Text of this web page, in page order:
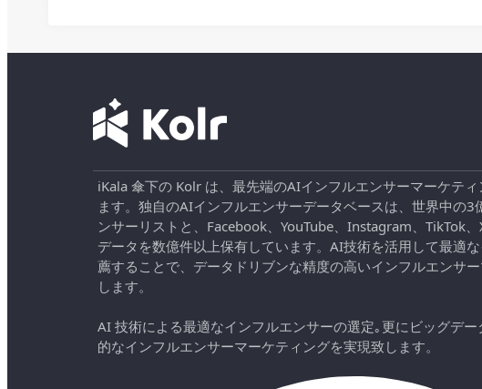
iKala 傘下の Kolr は、最先端のAIインフルエンサーマーケテ
ます。独自のAIインフルエンサーデータベースは、世界中の3
ンサーリストと、Facebook、YouTube、Instagram、TikTok
データを数億件以上保有しています。AI技術を活用して最適
薦することで、データドリブンな精度の高いインフルエンサ
します。
AI 技術による最適なインフルエンサーの選定｡更にビッグデ
的なインフルエンサーマーケティングを実現致します。